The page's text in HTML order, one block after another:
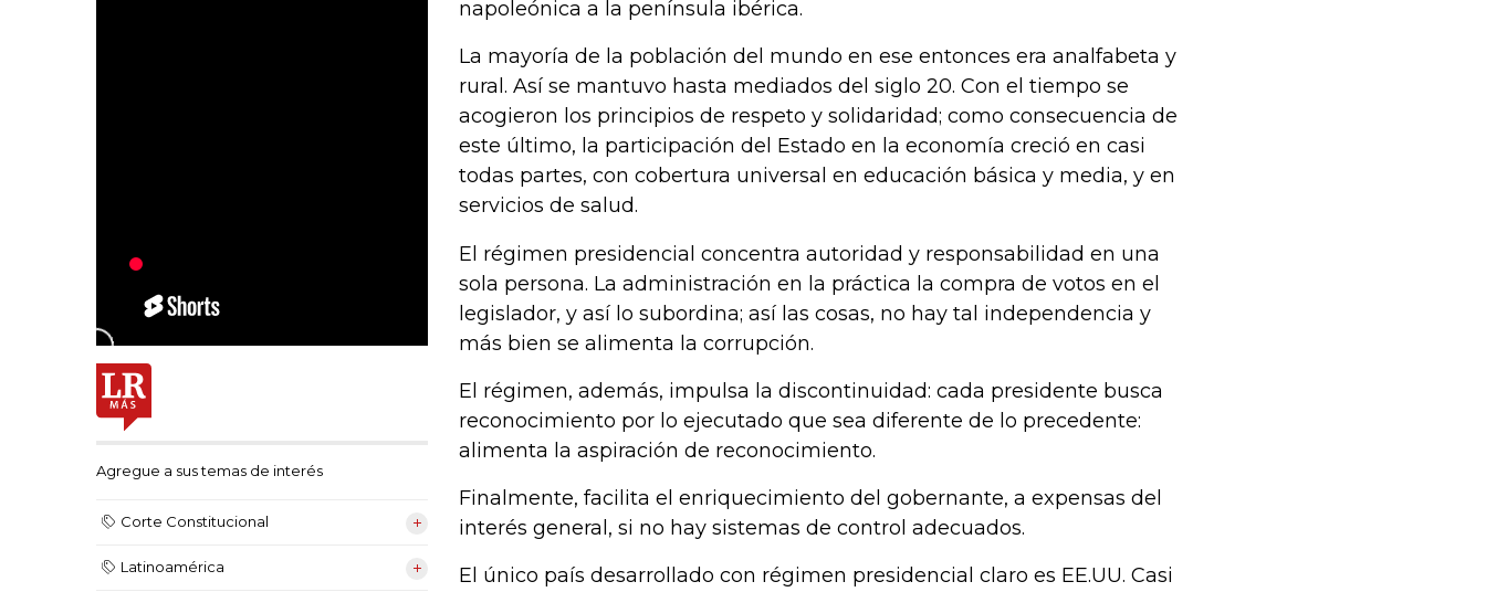
Agregue a sus temas de interés
Corte Constitucional
Latinoamérica
napoleónica a la península ibérica.
La mayoría de la población del mundo en ese entonces era analfabeta y
rural. Así se mantuvo hasta mediados del siglo 20. Con el tiempo se
acogieron los principios de respeto y solidaridad; como consecuencia de
este último, la participación del Estado en la economía creció en casi
todas partes, con cobertura universal en educación básica y media, y en
servicios de salud.
El régimen presidencial concentra autoridad y responsabilidad en una
sola persona. La administración en la práctica la compra de votos en el
legislador, y así lo subordina; así las cosas, no hay tal independencia y
más bien se alimenta la corrupción.
El régimen, además, impulsa la discontinuidad: cada presidente busca
reconocimiento por lo ejecutado que sea diferente de lo precedente:
alimenta la aspiración de reconocimiento.
Finalmente, facilita el enriquecimiento del gobernante, a expensas del
interés general, si no hay sistemas de control adecuados.
El único país desarrollado con régimen presidencial claro es EE.UU. Casi